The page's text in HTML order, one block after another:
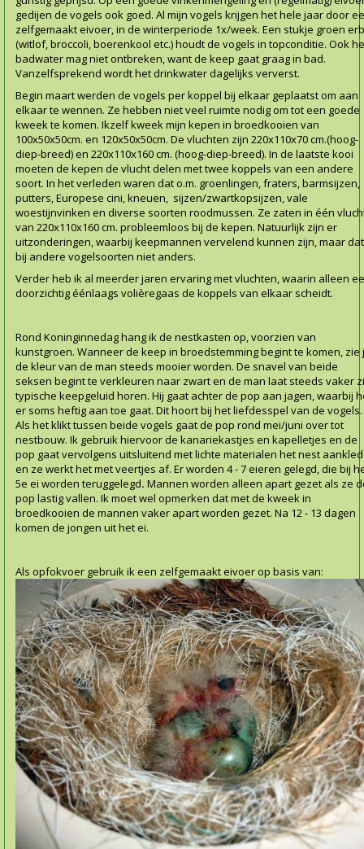
gedijen de vogels ook goed. Al mijn vogels krijgen het hele jaar door
zelfgemaakt eivoer, in de winterperiode 1x/week. Een stukje groen
(witlof, broccoli, boerenkool etc.) houdt de vogels in topconditie. Ook
badwater mag niet ontbreken,want de keep gaat graag in bad.
Vanzelfsprekend wordt het drinkwater dagelijks ververst.
Begin maart werden de vogels per koppel bij elkaar geplaatst om aan
elkaar te wennen. Ze hebben niet veel ruimte nodig om tot een goede
kweek te komen. Ikzelf kweek mijn kepen in broedkooien van
100x50x50cm. en 120x50x50cm. De vluchten zijn 220x110x70 cm.(hoog-
diep-breed) en 220x110x160 cm. (hoog-diep-breed). In de laatste kooi
moeten de kepen de vlucht delen met twee koppels van een andere
soort. In het verleden waren dat o.m. groenlingen, fraters, barmsijzen,
putters, Europese cini, kneuen, sijzen/zwartkopsijzen, vale
woestijnvinken en diverse soorten roodmussen. Ze zaten in één
van 220x110x160 cm. probleemloos bij de kepen. Natuurlijk zijn er
uitzonderingen, waarbij keepmannen vervelend kunnen zijn, maar
bij andere vogelsoorten niet anders.
Verder heb ik al meerder jaren ervaring met vluchten, waarin alleen
doorzichtig éénlaags volièregaas de koppels van elkaar scheidt.
Rond Koninginnedag hang ik de nestkasten op, voorzien van
kunstgroen. Wanneer de keep in broedstemming begint te komen, zie
de kleur van de man steeds mooier worden. De snavel van beide
seksen begint te verkleuren naar zwart en de man laat steeds vaker
typische keepgeluid horen. Hij gaat achter de pop aan jagen, waarbij
er soms heftig aan toe gaat. Dit hoort bij het liefdesspel van de vogels.
Als het klikt tussen beide vogels gaat de pop rond mei/juni over tot
nestbouw. Ik gebruik hiervoor de kanariekastjes en kapelletjes en de
pop gaat vervolgens uitsluitend met lichte materialen het nest
en ze werkt het met veertjes af. Er worden 4 - 7 eieren gelegd, die bij
5e ei worden teruggelegd. Mannen worden alleen apart gezet als ze
pop lastig vallen. Ik moet wel opmerken dat met de kweek in
broedkooien de mannen vaker apart worden gezet. Na 12 - 13 dagen
komen de jongen uit het ei.
Als opfokvoer gebruik ik een zelfgemaakt eivoer op basis van: